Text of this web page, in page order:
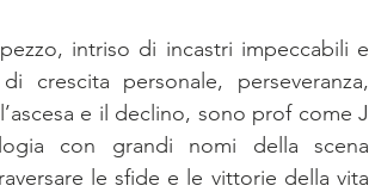
intriso di incastri impeccabili e
crescita personale, perseveranza,
e il declino, sono prof come J
con grandi nomi della scena
le sfide e le vittorie della vita